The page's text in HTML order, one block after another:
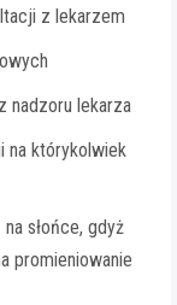
z lekarzem
nadzoru lekarza
na którykolwiek
słońce, gdyż
promieniowanie